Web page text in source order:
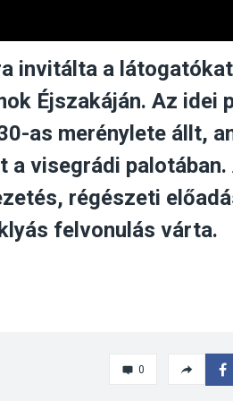
invitálta a
Éjszakáján. Az idei
as merénylete állt,
a visegrádi palotában.
régészeti
felvonulás várta.
0